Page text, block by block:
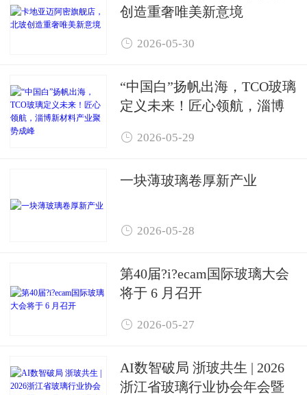
创造重奢唯美新意境
 2026-05-30
“中国白”扬帆出海，TCO玻璃
定义未来！匠心领航，淄博
 2026-05-29
一块薄玻璃卷厚新产业
 2026-05-28
第40届?i?ecam国际玻璃大会
将于 6 月召开
 2026-05-27
AI数智破局 浙玻共生 | 2026
浙江省玻璃行业协会年会暨